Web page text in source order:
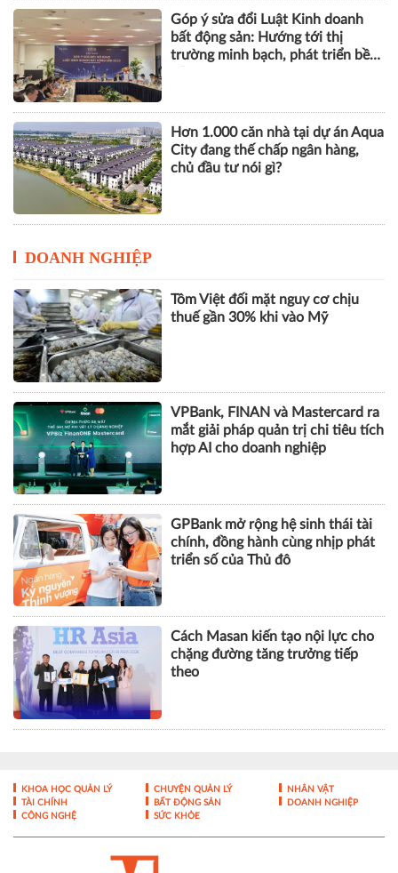
Hơn 1.000 căn nhà tại dự án Aqua
City đang thế chấp ngân hàng,
chủ đầu tư nói gì?
DOANH NGHIỆP
Tôm Việt đối mặt nguy cơ chịu
VPBank, FINAN và Mastercard ra
mắt giải pháp quản trị chi tiêu tích
hợp AI cho doanh nghiệp
GPBank mở rộng hệ sinh thái tài
chính, đồng hành cùng nhịp phát
triển số của Thủ đô
Cách Masan kiến tạo nội lực cho
chặng đường tăng trưởng tiếp
theo
KHOA HỌC QUẢN LÝ CHUYỆN QUẢN LÝ
TÀI CHÍNH
CÔNG NGHỆ
Tạp chí điện tử Nhà Quản Lý - ISSN 1859- 0772
Giấy phép hoạt động báo điện tử số 324/GP-BTTTT của Bộ
Thông tin và Truyền thông cấp ngày 10/07/2017